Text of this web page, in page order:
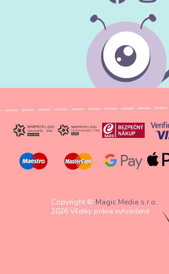
Copyright © Magic Media s.r.o.
2026 Všetky práva vyhradené